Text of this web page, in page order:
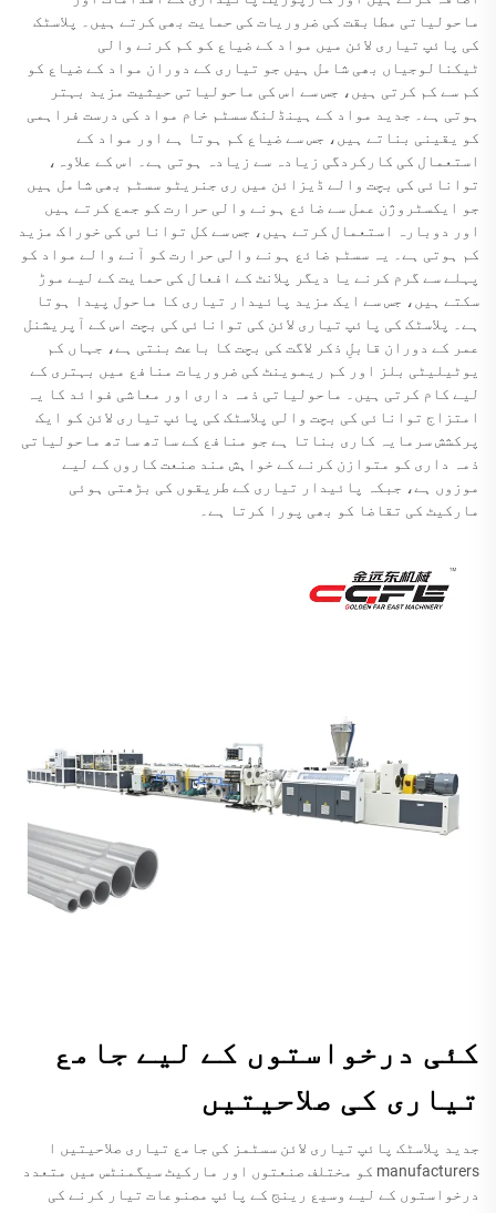
ماحولیاتی مطابقت کی ضروریات کی حمایت بھی کرتے ہیں۔ پلاسٹک
کی پائپ تیاری لائن میں مواد کے ضیاع کو کم کرنے والی
ٹیکنالوجیاں بھی شامل ہیں جو تیاری کے دوران مواد کے ضیاع کو
کم سے کم کرتی ہیں، جس سے اس کی ماحولیاتی حیثیت مزید بہتر
ہوتی ہے۔ جدید مواد کے ہینڈلنگ سسٹم خام مواد کی درست فراہمی
کو یقینی بناتے ہیں، جس سے ضیاع کم ہوتا ہے اور مواد کے
استعمال کی کارکردگی زیادہ سے زیادہ ہوتی ہے۔ اس کے علاوہ،
توانائی کی بچت والے ڈیزائن میں ری جنریٹو سسٹم بھی شامل ہیں
جو ایکسٹروژن عمل سے ضائع ہونے والی حرارت کو جمع کرتے ہیں
اور دوبارہ استعمال کرتے ہیں، جس سے کل توانائی کی خوراک مزید
کم ہوتی ہے۔ یہ سسٹم ضائع ہونے والی حرارت کو آنے والے مواد کو
پہلے سے گرم کرنے یا دیگر پلانٹ کے افعال کی حمایت کے لیے موڑ
سکتے ہیں، جس سے ایک مزید پائیدار تیاری کا ماحول پیدا ہوتا
ہے۔ پلاسٹک کی پائپ تیاری لائن کی توانائی کی بچت اس کے آپریشنل
عمر کے دوران قابلِ ذکر لاگت کی بچت کا باعث بنتی ہے، جہاں کم
یوٹیلیٹی بلز اور کم ریموینٹ کی ضروریات منافع میں بہتری کے
لیے کام کرتی ہیں۔ ماحولیاتی ذمہ داری اور معاشی فوائد کا یہ
امتزاج توانائی کی بچت والی پلاسٹک کی پائپ تیاری لائن کو ایک
پرکشش سرمایہ کاری بناتا ہے جو منافع کے ساتھ ساتھ ماحولیاتی
ذمہ داری کو متوازن کرنے کے خواہش مند صنعت کاروں کے لیے
موزوں ہے، جبکہ پائیدار تیاری کے طریقوں کی بڑھتی ہوئی
مارکیٹ کی تقاضا کو بھی پورا کرتا ہے۔
کئی درخواستوں کے لیے جامع
تیاری کی صلاحیتیں
جدید پلاسٹک پائپ تیاری لائن سسٹمز کی جامع تیاری صلاحیتیں ا
manufacturers کو مختلف صنعتوں اور مارکیٹ سیگمنٹس میں متعدد
درخواستوں کے لیے وسیع رینج کے پائپ مصنوعات تیار کرنے کی